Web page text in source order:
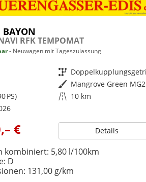
RFK TEMPOMAT
Neuwagen mit Tageszulassung
Getriebe
Außenfarbe Mangrove Green MG2
PS) Kilometerstand 10 km
€ Details
kombiniert: 5,80 l/100km
D
131,00 g/km